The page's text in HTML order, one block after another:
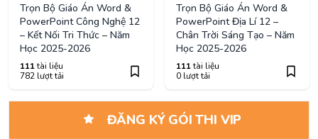
Trọn Bộ Giáo Án Word &
PowerPoint Công Nghệ 12
– Kết Nối Tri Thức – Năm
Học 2025-2026
111tài liệu
782 lượt tải
Trọn Bộ Giáo Án Word &
PowerPoint Địa Lí 12 –
Chân Trời Sáng Tạo – Năm
Học 2025-2026
111tài liệu
0 lượt tải
ĐĂNG KÝ GÓI THI VIP